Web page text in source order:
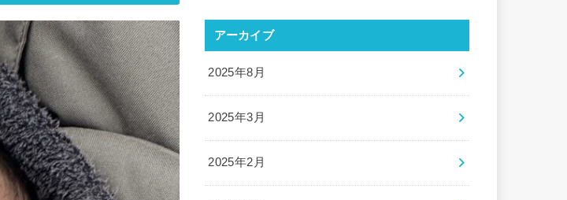
アーカイブ
2025年8月
2025年3月
2025年2月